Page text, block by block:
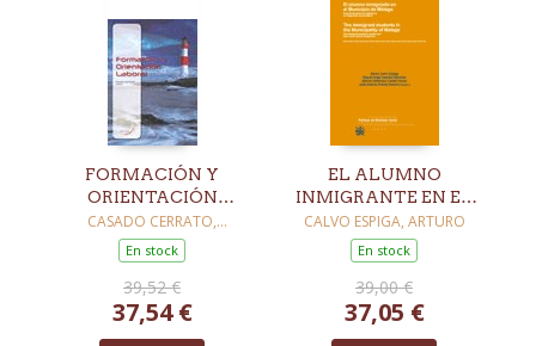
FORMACIÓN Y
ORIENTACIÓN
LABORAL
CASADO CERRATO,
FRANCISCO LUIS
En stock
39,52 €
37,54 €
EL ALUMNO
INMIGRANTE EN EL
MUNICIPIO DE
MÁLAGA
CALVO ESPIGA, ARTURO
En stock
39,00 €
37,05 €